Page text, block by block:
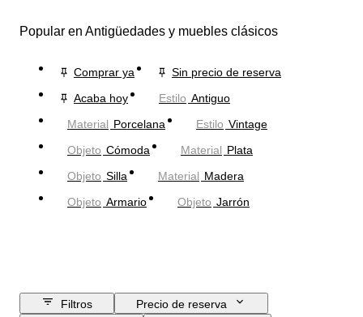
Popular en Antigüedades y muebles clásicos
Comprar ya
Sin precio de reserva
Acaba hoy
Estilo Antiguo
Material Porcelana Estilo Vintage
Objeto Cómoda Material Plata
Objeto Silla Material Madera
Objeto Armario Objeto Jarrón
Filtros
Precio de reserva